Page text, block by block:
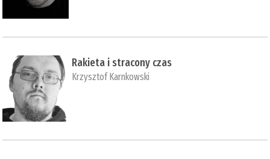
Rakieta i stracony czas
Krzysztof Karnkowski